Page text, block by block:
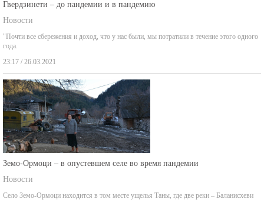
Гвердзинети – до пандемии и в пандемию
Новости
"Почти все сбережения и доход, что у нас были, мы потратили в течение этого одного
года.
23:17 / 26.03.2021
Земо-Ормоци – в опустевшем селе во время пандемии
Новости
Село Земо-Ормоци находится в том месте ущелья Таны, где две реки – Баланисхеви